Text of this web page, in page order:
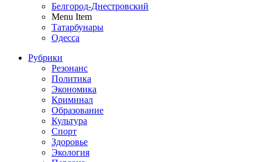
Белгород-Днестровский
Menu Item
Татарбунары
Одесса
Рубрики
Резонанс
Политика
Экономика
Криминал
Образование
Культура
Спорт
Здоровье
Экология